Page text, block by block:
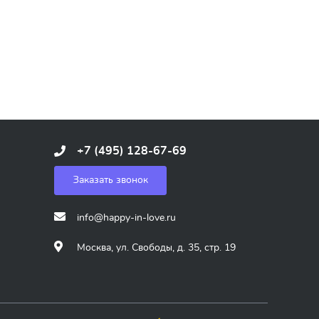
+7 (495) 128-67-69
Заказать звонок
info@happy-in-love.ru
Москва, ул. Свободы, д. 35, стр. 19